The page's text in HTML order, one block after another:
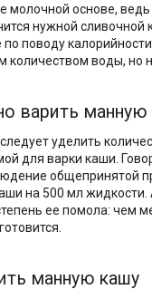
молочной основе, ведь
нужной сливочной
поводу
воды, но
варить манную
уделить
для варки каши.
общепринятой
на 500 мл жидкости.
ее помола: чем
манную кашу